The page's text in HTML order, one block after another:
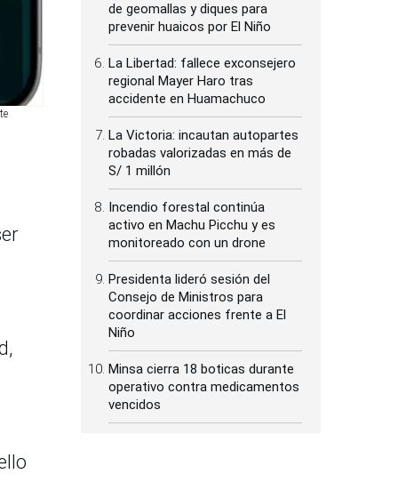
de geomallas y diques para
prevenir huaicos por El Niño
La Libertad: fallece exconsejero
regional Mayer Haro tras
accidente en Huamachuco
La Victoria: incautan autopartes
robadas valorizadas en más de
S/ 1 millón
Incendio forestal continúa
activo en Machu Picchu y es
monitoreado con un drone
Presidenta lideró sesión del
Consejo de Ministros para
coordinar acciones frente a El
Niño
Minsa cierra 18 boticas durante
operativo contra medicamentos
vencidos